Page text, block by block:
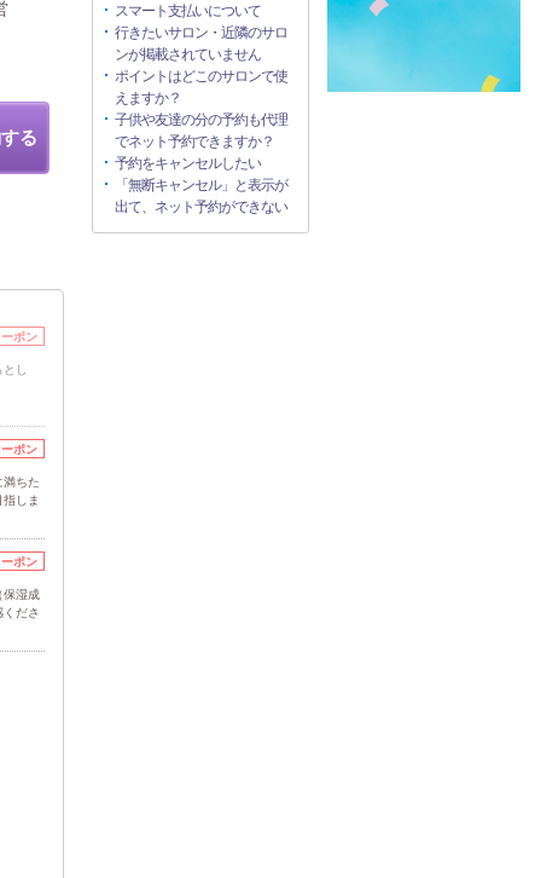
る
ポン
し
ポン
満ちた
しま
ポン
保湿成
ださ
スマート支払いについて
行きたいサロン・近隣のサロ
ンが掲載されていません
ポイントはどこのサロンで使
えますか？
子供や友達の分の予約も代理
でネット予約できますか？
予約をキャンセルしたい
「無断キャンセル」と表示が
出て、ネット予約ができない